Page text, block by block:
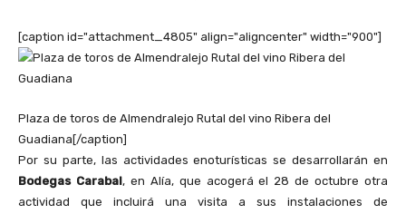
[caption id="attachment_4805" align="aligncenter" width="900"]
Plaza de toros de Almendralejo Rutal del vino Ribera del
Guadiana[/caption]
Por su parte, las actividades enoturísticas se desarrollarán en
Bodegas Carabal, en Alía, que acogerá el 28 de octubre otra
actividad que incluirá una visita a sus instalaciones de